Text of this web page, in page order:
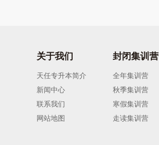
关于我们
天任专升本简介
新闻中心
联系我们
网站地图
封闭集训营
全年集训营
秋季集训营
寒假集训营
走读集训营